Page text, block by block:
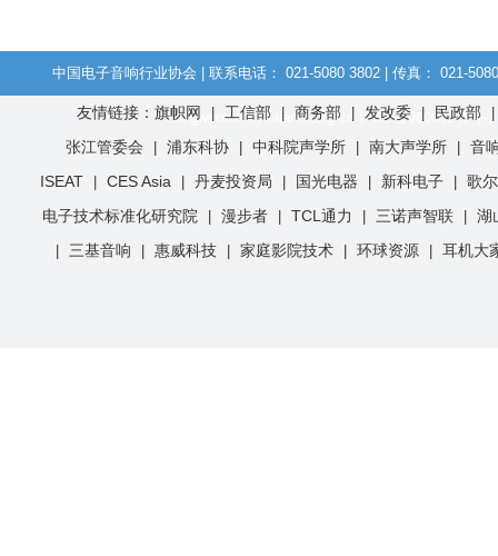
中国电子音响行业协会 | 联系电话： 021-5080 3802 | 传真： 021-
dingwenwen@caianet.org.cn 沪ICP备06004243号-1
友情链接：旗帜网 工信部 商务部 发改委 民政部
张江管委会 浦东科协 中科院声学所 南大声学所
音
ISEAT
CES Asia 丹麦投资局 国光电器 新科电子
歌
电子技术标准化研究院
漫步者 TCL通力 三诺声智联 湖
三基音响 惠威科技 家庭影院技术 环球资源 耳机大